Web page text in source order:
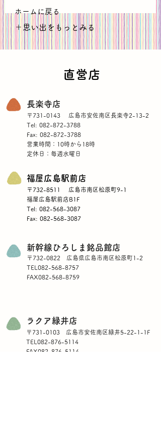
ホームに戻る
＋思い出をもっとみる
直営店
長楽寺店
〒731-0143 広島市安佐南区長楽寺2-13-2
Tel: 082-872-3788
Fax: 082-872-3788
営業時間：10時から18時
定休日：毎週水曜日
福屋広島駅前店
〒732-8511 広島市南区松原町9-1
福屋広島駅前店B1F
Tel: 082-568-3087
Fax: 082-568-3087​
新幹線ひろしま銘品館店
〒732-0822 広島県広島市南区松原町1-2
TEL082-568-8757
FAX082-568-8759
ラクア緑井店
〒731-0103 広島市安佐南区緑井5-22-1-1F
TEL082-876-5114
FAX082-876-5114